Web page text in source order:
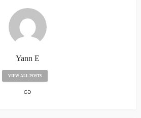
Yann E
VIEW ALL POSTS